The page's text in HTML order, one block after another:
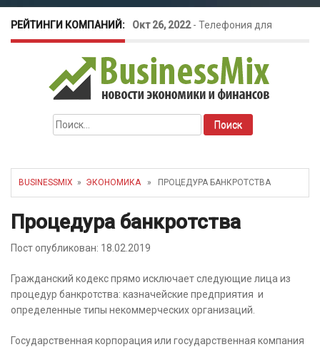
РЕЙТИНГИ КОМПАНИЙ: Окт 26, 2022- Телефония для
amoCRM: лучшие инструменты для
бизнеса
-Курсовые колебания:
как защитить свой бизнес?
Найти:
BUSINESSMIX » ЭКОНОМИКА» ПРОЦЕДУРА БАНКРОТСТВА
Процедура банкротства
Пост опубликован: 18.02.2019
Гражданский кодекс прямо исключает следующие лица из
процедур банкротства: казначейские предприятия и
определенные типы некоммерческих организаций.
Государственная корпорация или государственная компания